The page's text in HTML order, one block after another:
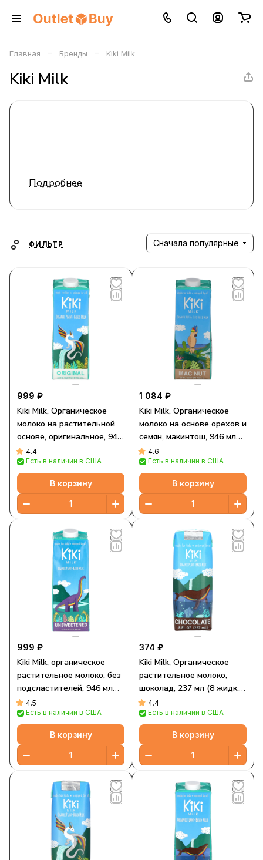
Главная – Бренды – Kiki Milk
Kiki Milk
Подробнее
ФИЛЬТР Сначала популярные
999 ₽
Kiki Milk, Органическое
молоко на растительной
основе, оригинальное, 946
мл (32 жидк. Унции)
4.4
Есть в наличии в США
В корзину
1 084 ₽
Kiki Milk, Органическое
молоко на основе орехов и
семян, макинтош, 946 мл
(32 жидк. Унции)
4.6
Есть в наличии в США
В корзину
999 ₽
Kiki Milk, органическое
растительное молоко, без
подсластителей, 946 мл
(32 жидк. унции)
4.5
Есть в наличии в США
В корзину
374 ₽
Kiki Milk, Органическое
растительное молоко,
шоколад, 237 мл (8 жидк.
Унций)
4.4
Есть в наличии в США
В корзину